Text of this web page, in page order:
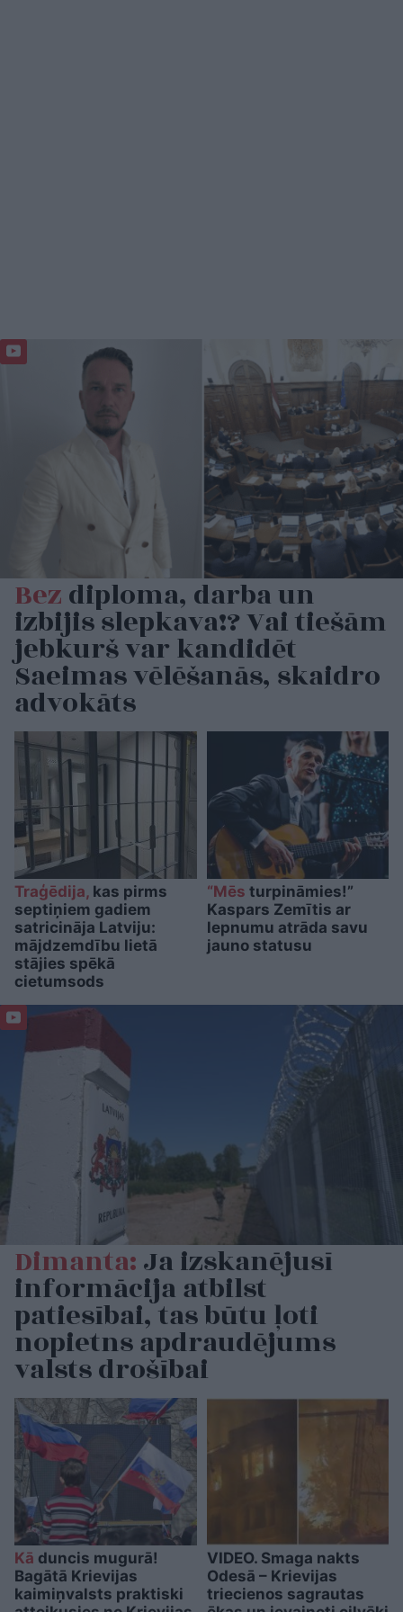
Bezdiploma, darba un
izbijis slepkava!? Vai tiešām
jebkurš var kandidēt
Saeimas vēlēšanās, skaidro
advokāts
Traģēdija, kas pirms
septiņiem gadiem
satricināja Latviju:
mājdzemdību lietā
stājies spēkā
cietumsods
“Mēs turpināmies!”
Kaspars Zemītis ar
lepnumu atrāda savu
jauno statusu
Dimanta:Ja izskanējusī
informācija atbilst
patiesībai, tas būtu ļoti
nopietns apdraudējums
valsts drošībai
Kā duncis mugurā!
Bagātā Krievijas
kaimiņvalsts praktiski
VIDEO. Smaga nakts
Odesā – Krievijas
triecienos sagrautas